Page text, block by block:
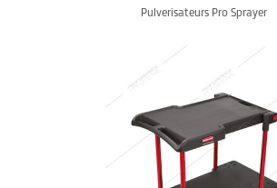
Pulverisateurs Pro Sprayer